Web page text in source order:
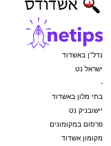
נדל"ן באשדוד
ישראל נט
-
בתי מלון באשדוד
יישובניק נט
פרסום במקומונים
מקומון אשדוד